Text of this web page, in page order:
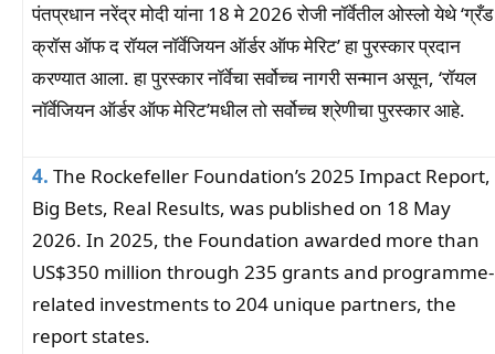
पंतप्रधान नरेंद्र मोदी यांना 18 मे 2026 रोजी नॉर्वेतील ओस्लो येथे ‘ग्रँड
क्रॉस ऑफ द रॉयल नॉर्वेजियन ऑर्डर ऑफ मेरिट’ हा पुरस्कार प्रदान
करण्यात आला. हा पुरस्कार नॉर्वेचा सर्वोच्च नागरी सन्मान असून, ‘रॉयल ​​
नॉर्वेजियन ऑर्डर ऑफ मेरिट’मधील तो सर्वोच्च श्रेणीचा पुरस्कार आहे.
4. The Rockefeller Foundation’s 2025 Impact Report,
Big Bets, Real Results, was published on 18 May
2026. In 2025, the Foundation awarded more than
US$350 million through 235 grants and programme-
related investments to 204 unique partners, the
report states.